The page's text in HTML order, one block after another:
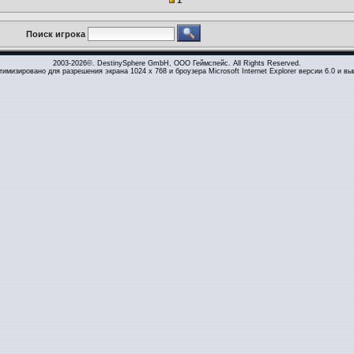
Поиск игрока
2003-2026©. DestinySphere GmbH, ООО Геймспейс. All Rights Reserved.
для разрешения экрана 1024 x 768 и броузера Microsoft Internet Explorer версии 6.0 и